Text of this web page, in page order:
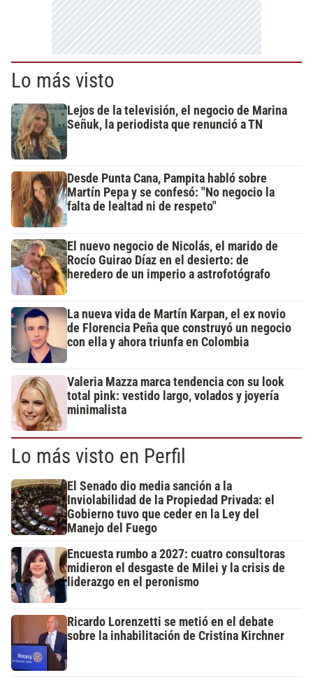
Lo más visto
Lejos de la televisión, el negocio de Marina
Señuk, la periodista que renunció a TN
Desde Punta Cana, Pampita habló sobre
Martín Pepa y se confesó: "No negocio la
falta de lealtad ni de respeto"
El nuevo negocio de Nicolás, el marido de
Rocío Guirao Díaz en el desierto: de
heredero de un imperio a astrofotógrafo
La nueva vida de Martín Karpan, el ex novio
de Florencia Peña que construyó un negocio
con ella y ahora triunfa en Colombia
Valeria Mazza marca tendencia con su look
total pink: vestido largo, volados y joyería
minimalista
Lo más visto en Perfil
El Senado dio media sanción a la
Inviolabilidad de la Propiedad Privada: el
Gobierno tuvo que ceder en la Ley del
Manejo del Fuego
Encuesta rumbo a 2027: cuatro consultoras
midieron el desgaste de Milei y la crisis de
liderazgo en el peronismo
Ricardo Lorenzetti se metió en el debate
sobre la inhabilitación de Cristina Kirchner